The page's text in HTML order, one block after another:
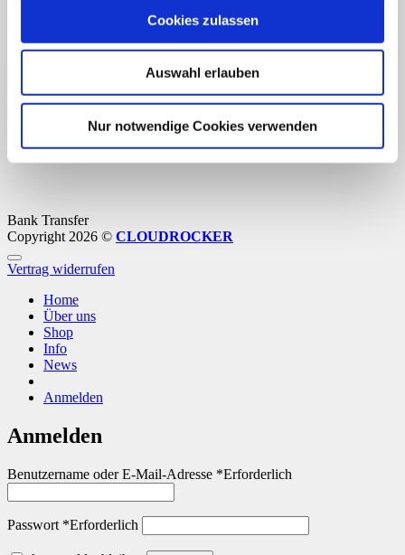
Cookies zulassen
Auswahl erlauben
Nur notwendige Cookies verwenden
PayPal
Bank Transfer
Copyright 2026 © CLOUDROCKER
Vertrag widerrufen
Home
Über uns
Shop
Info
News
Anmelden
Anmelden
Benutzername oder E-Mail-Adresse *Erforderlich
Passwort *Erforderlich